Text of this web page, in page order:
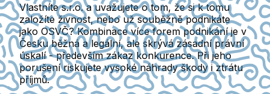
Vlastníte s.r.o. a uvažujete o tom, že si k tomu
založíte živnost, nebo už souběžně podnikáte
jako OSVČ? Kombinace více forem podnikání je v
Česku běžná a legální, ale skrývá zásadní právní
úskalí - především zákaz konkurence. Při jeho
porušení riskujete vysoké náhrady škody i ztrátu
příjmů.